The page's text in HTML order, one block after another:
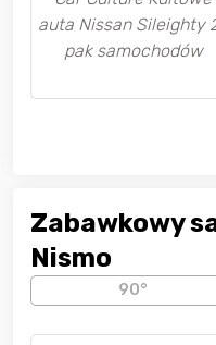
Zabawkowy
Nismo
90°
najlepszego